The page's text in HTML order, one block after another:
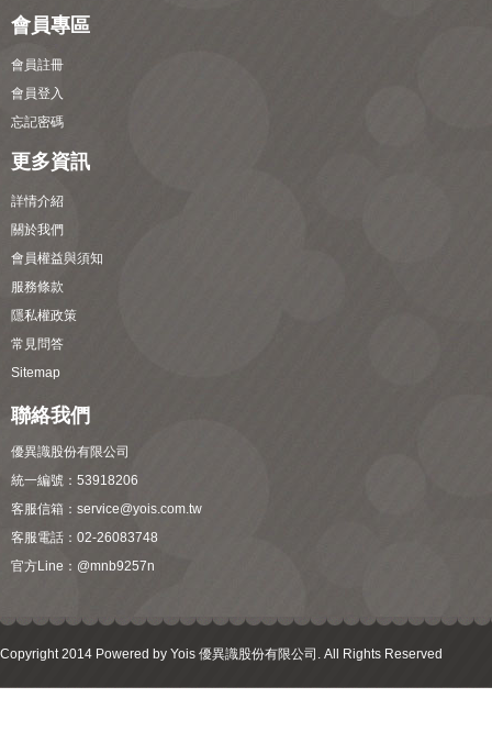
會員專區
會員註冊
會員登入
忘記密碼
更多資訊
詳情介紹
關於我們
會員權益與須知
服務條款
隱私權政策
常見問答
Sitemap
聯絡我們
優異識股份有限公司
統一編號：53918206
客服信箱： service@yois.com.tw
客服電話：02-26083748
官方Line： @mnb9257n
Copyright 2014 Powered by Yois 優異識股份有限公司. All Rights Reserved